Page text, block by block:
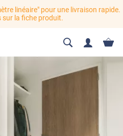
linéaire" pour une livraison rapide.
sur la fiche produit.